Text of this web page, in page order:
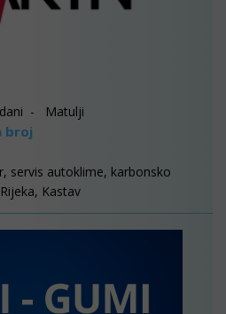
- Matulji
broj
servis autoklime, karbonsko
Kastav